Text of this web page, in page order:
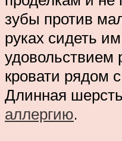
зубы против
руках сидеть
удовольствием
кровати рядом
Длинная шерсть
аллергию.